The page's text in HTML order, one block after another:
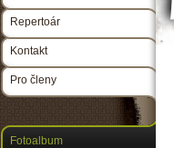
Repertoár
Kontakt
Pro členy
Fotoalbum